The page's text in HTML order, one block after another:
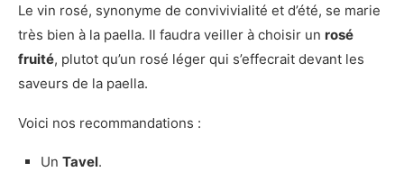
Le vin rosé, synonyme de convivivialité et d’été, se marie
très bien à la paella. Il faudra veiller à choisir un rosé
fruité, plutot qu’un rosé léger qui s’effecrait devant les
saveurs de la paella.
Voici nos recommandations :
Un Tavel.